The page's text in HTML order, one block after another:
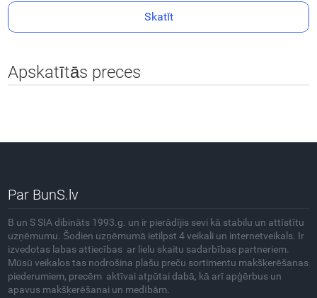
Skatīt
Apskatītās preces
Par BunS.lv
B un S SIA dibināts 1993.g. un ir pierādījis sevi kā stabilu un attīstītu
uzņēmumu. Šodien uzņēmumā ietilpst 4 veikali un internetveikals. Ir
izvedotas labas attiecības ar lielu skaitu sadarbības partneriem.
Mūsū veikalos tas nodrošina plašu preču sortimentu makšķerēšanas
piederumiem, precēm aktīvai atpūtai dabā, kā arī apģērbus un
apavus makšķerēšanai un medībām.